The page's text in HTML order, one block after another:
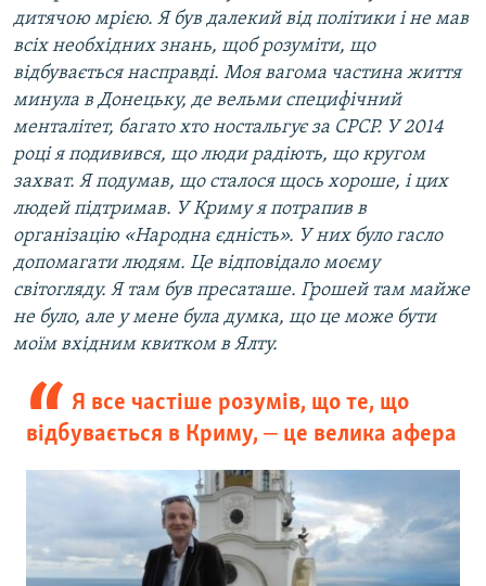
дитячою мрією. Я був далекий від політики і не мав
всіх необхідних знань, щоб розуміти, що
відбувається насправді. Моя вагома частина життя
минула в Донецьку, де вельми специфічний
менталітет, багато хто ностальгує за СРСР. У 2014
році я подивився, що люди радіють, що кругом
захват. Я подумав, що сталося щось хороше, і цих
людей підтримав. У Криму я потрапив в
організацію «Народна єдність». У них було гасло
допомагати людям. Це відповідало моєму
світогляду. Я там був пресаташе. Грошей там майже
не було, але у мене була думка, що це може бути
моїм вхідним квитком в Ялту.​
Я все частіше розумів, що те, що
відбувається в Криму, ‒ це велика афера